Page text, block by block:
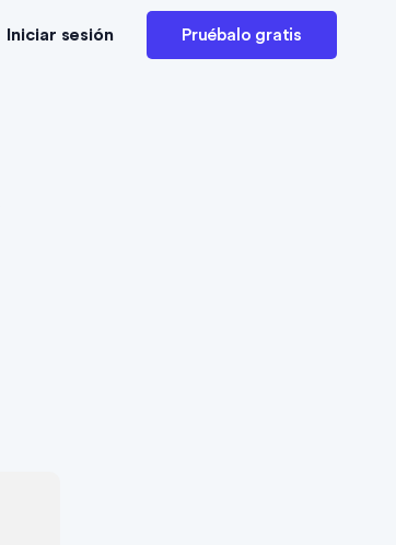
Iniciar sesión Pruébalo gratis